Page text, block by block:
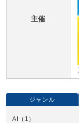
主催
ジャンル
AI （1）